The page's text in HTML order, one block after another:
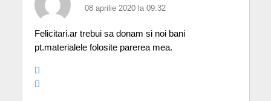
08 aprilie 2020 la 09:32
Felicitari.ar trebui sa donam si noi bani
pt.materialele folosite parerea mea.